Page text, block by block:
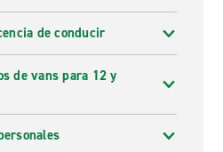
de conducir
de vans para 12 y